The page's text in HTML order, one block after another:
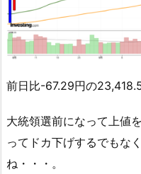
前日比-67.29円の
大統領選前になって上値
ってドカ下げするでもな
ね・・・。